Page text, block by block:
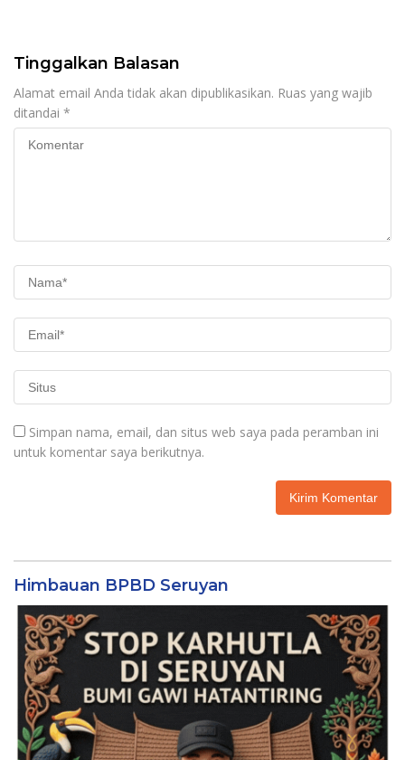
Tinggalkan Balasan
Alamat email Anda tidak akan dipublikasikan. Ruas yang wajib
ditandai *
Simpan nama, email, dan situs web saya pada peramban ini
untuk komentar saya berikutnya.
Himbauan BPBD Seruyan